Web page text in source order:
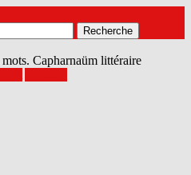
Capharnaüm littéraire